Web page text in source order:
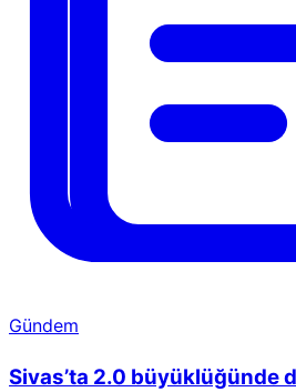
Gündem
Sivas’ta 2.0 büyüklüğünde